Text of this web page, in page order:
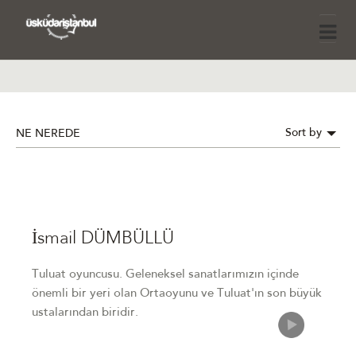
NE NEREDE Sort by
İsmail DÜMBÜLLÜ
Tuluat oyuncusu. Geleneksel sanatlarımızın içinde
önemli bir yeri olan Ortaoyunu ve Tuluat'ın son büyük
ustalarından biridir.